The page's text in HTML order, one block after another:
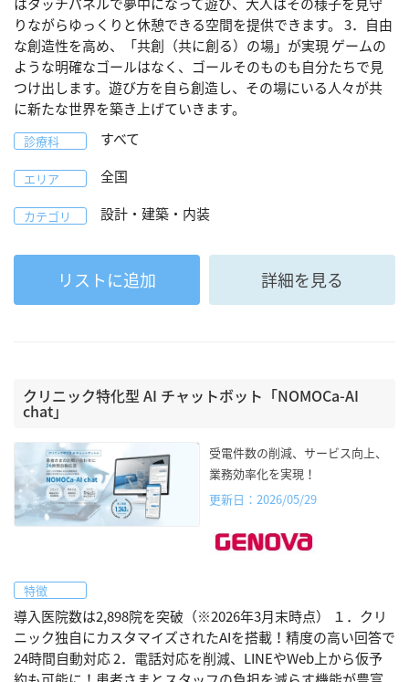
りながらゆっくりと休憩できる空間を提供できます。 3．自由
な創造性を高め、「共創（共に創る）の場」が実現 ゲームの
ような明確なゴールはなく、ゴールそのものも自分たちで見
つけ出します。遊び方を自ら創造し、その場にいる人々が共
に新たな世界を築き上げていきます。
診療科 すべて
エリア 全国
カテゴリ 設計・建築・内装
リストに追加 詳細を見る
クリニック特化型 AI チャットボット「NOMOCa-AI
chat」
受電件数の削減、サービス向上、
業務効率化を実現！
更新日：2026/05/29
特徴
導入医院数は2,898院を突破（※2026年3月末時点） １．クリ
ニック独自にカスタマイズされたAIを搭載！精度の高い回答で
24時間自動対応 2．電話対応を削減、LINEやWeb上から仮予